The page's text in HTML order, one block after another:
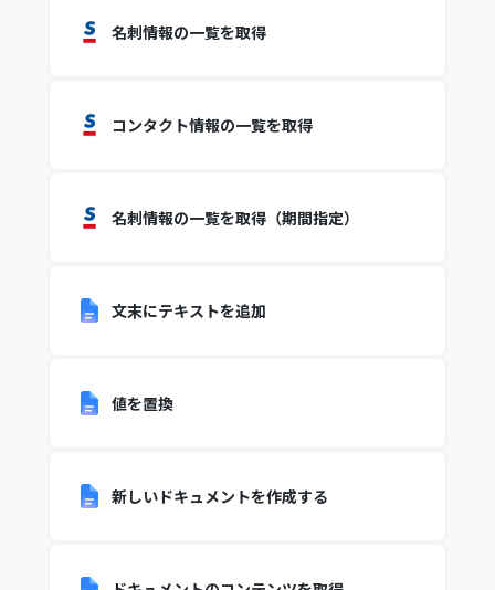
名刺情報の一覧を取得
コンタクト情報の一覧を取得
名刺情報の一覧を取得（期間指定）
文末にテキストを追加
値を置換
新しいドキュメントを作成する